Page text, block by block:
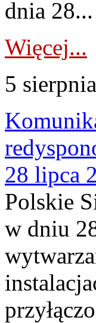
dnia 28...
Więcej...
5
28 lipca
Polskie
w dniu